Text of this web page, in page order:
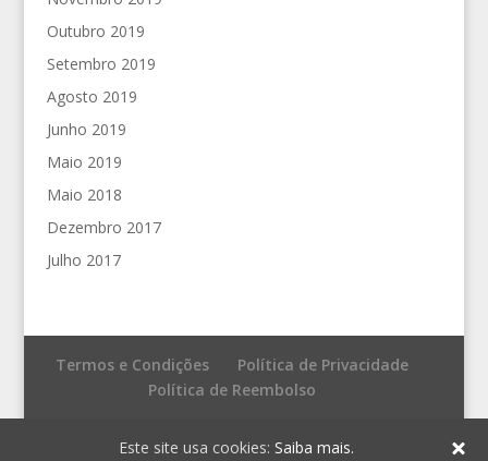
Outubro 2019
Setembro 2019
Agosto 2019
Junho 2019
Maio 2019
Maio 2018
Dezembro 2017
Julho 2017
Termos e Condições
Política de Privacidade
Política de Reembolso
© Fronteira do Caos - Editores
Este site usa cookies: Saiba mais.